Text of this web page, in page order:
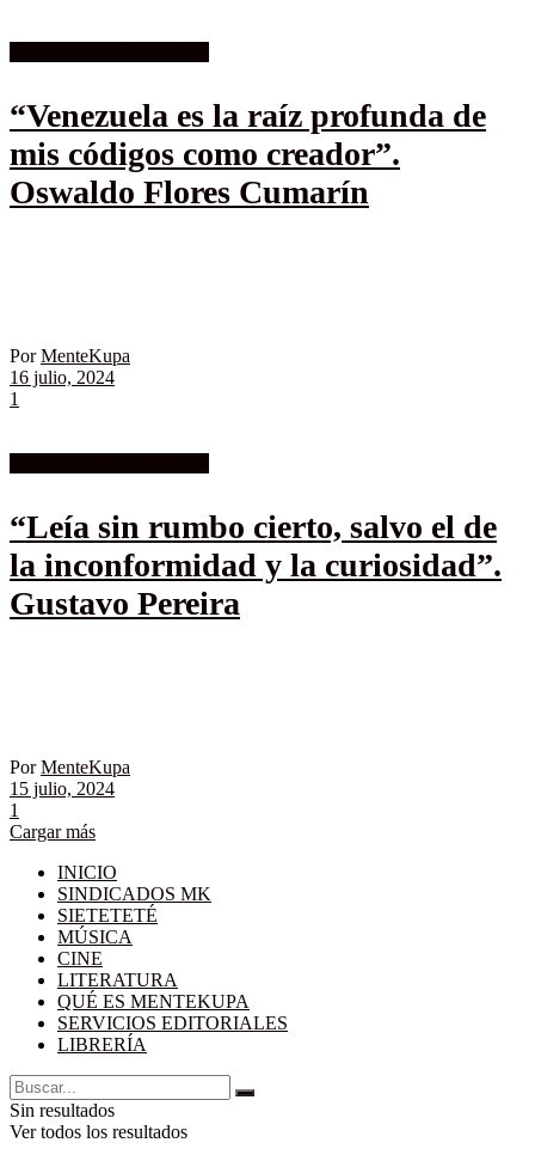
“Venezuela es la raíz profunda de
mis códigos como creador”.
Oswaldo Flores Cumarín
Por MenteKupa
16 julio, 2024
1
“Leía sin rumbo cierto, salvo el de
la inconformidad y la curiosidad”.
Gustavo Pereira
Por MenteKupa
15 julio, 2024
1
Cargar más
INICIO
SINDICADOS MK
SIETETETÉ
MÚSICA
CINE
LITERATURA
QUÉ ES MENTEKUPA
SERVICIOS EDITORIALES
LIBRERÍA
Sin resultados
Ver todos los resultados